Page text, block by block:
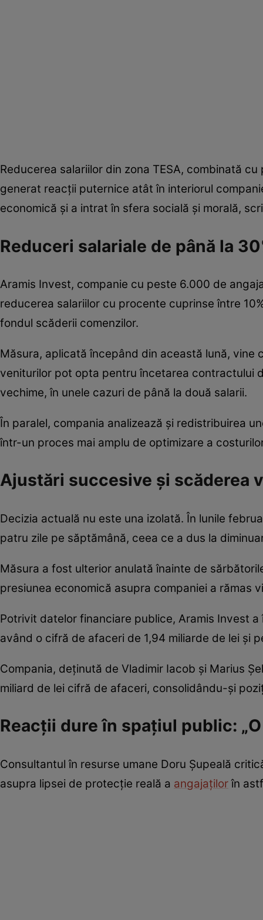
Reducerea salariilor din zona TESA, combinată
generat reacții puternice atât în interiorul
economică și a intrat în sfera socială și morală,
Reduceri salariale de până la
Aramis Invest, companie cu peste 6.000 de
reducerea salariilor cu procente cuprinse între
fondul scăderii comenzilor.
Măsura, aplicată începând din această lună,
veniturilor pot opta pentru încetarea contractului
vechime, în unele cazuri de până la două salarii.
În paralel, compania analizează și redistribuirea
într-un proces mai amplu de optimizare a
Ajustări succesive și scăderea
Decizia actuală nu este una izolată. În lunile
patru zile pe săptămână, ceea ce a dus la
Măsura a fost ulterior anulată înainte de
presiunea economică asupra companiei a rămas
Potrivit datelor financiare publice, Aramis Invest
având o cifră de afaceri de 1,94 miliarde de lei și
Compania, deținută de Vladimir Iacob și Marius
miliard de lei cifră de afaceri, consolidându-și
Reacții dure în spațiul public:
Consultantul în resurse umane Doru Șupeală
asupra lipsei de protecție reală a angajațilorîn